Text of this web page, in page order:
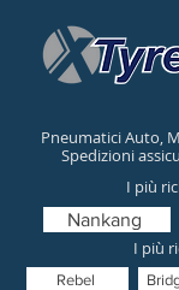
Pneumatici Auto,
Spedizioni
I più
Nankang
Rebel
I più